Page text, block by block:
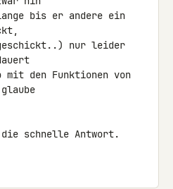
bis er andere ein
nur leider
den Funktionen von
schnelle Antwort.